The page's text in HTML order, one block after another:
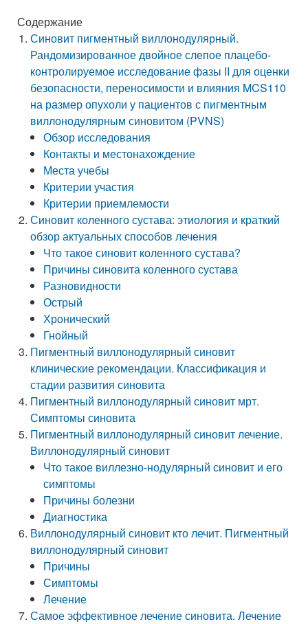
Содержание
Синовит пигментный виллонодулярный.
Рандомизированное двойное слепое плацебо-
контролируемое исследование фазы II для оценки
безопасности, переносимости и влияния MCS110
на размер опухоли у пациентов с пигментным
виллонодулярным синовитом (PVNS)
Обзор исследования
Контакты и местонахождение
Места учебы
Критерии участия
Критерии приемлемости
Синовит коленного сустава: этиология и краткий
обзор актуальных способов лечения
Что такое синовит коленного сустава?
Причины синовита коленного сустава
Разновидности
Острый
Хронический
Гнойный
Пигментный виллонодулярный синовит
клинические рекомендации. Классификация и
стадии развития синовита
Пигментный виллонодулярный синовит мрт.
Симптомы синовита
Пигментный виллонодулярный синовит лечение.
Виллонодулярный синовит
Что такое виллезно-нодулярный синовит и его
симптомы
Причины болезни
Диагностика
Виллонодулярный синовит кто лечит. Пигментный
виллонодулярный синовит
Причины
Симптомы
Лечение
Самое эффективное лечение синовита. Лечение